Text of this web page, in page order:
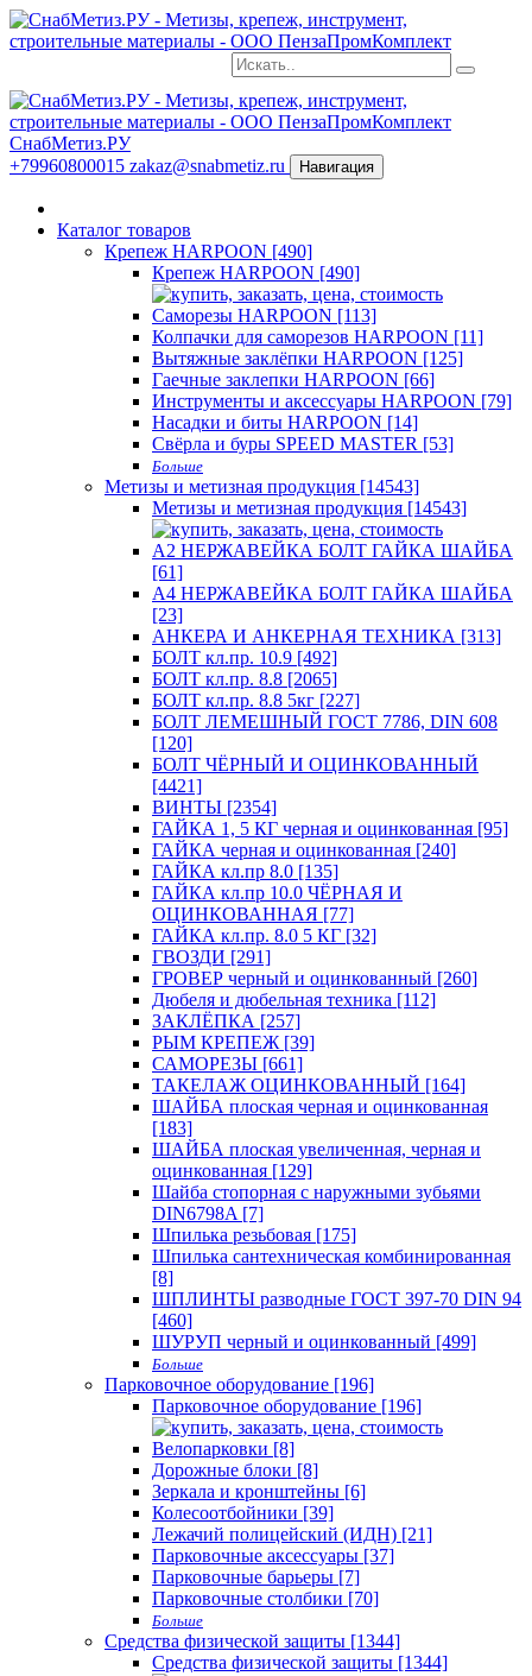
СнабМетиз.РУ
+79960800015 zakaz@snabmetiz.ru Навигация
Каталог товаров
Крепеж HARPOON [490]
Крепеж HARPOON [490]
Саморезы HARPOON [113]
Колпачки для саморезов HARPOON [11]
Вытяжные заклёпки HARPOON [125]
Гаечные заклепки HARPOON [66]
Инструменты и аксессуары HARPOON [79]
Насадки и биты HARPOON [14]
Свёрла и буры SPEED MASTER [53]
Больше
Метизы и метизная продукция [14543]
Метизы и метизная продукция [14543]
А2 НЕРЖАВЕЙКА БОЛТ ГАЙКА ШАЙБА
[61]
А4 НЕРЖАВЕЙКА БОЛТ ГАЙКА ШАЙБА
[23]
АНКЕРА И АНКЕРНАЯ ТЕХНИКА [313]
БОЛТ кл.пр. 10.9 [492]
БОЛТ кл.пр. 8.8 [2065]
БОЛТ кл.пр. 8.8 5кг [227]
БОЛТ ЛЕМЕШНЫЙ ГОСТ 7786, DIN 608
[120]
БОЛТ ЧЁРНЫЙ И ОЦИНКОВАННЫЙ
[4421]
ВИНТЫ [2354]
ГАЙКА 1, 5 КГ черная и оцинкованная [95]
ГАЙКА черная и оцинкованная [240]
ГАЙКА кл.пр 8.0 [135]
ГАЙКА кл.пр 10.0 ЧЁРНАЯ И
ОЦИНКОВАННАЯ [77]
ГАЙКА кл.пр. 8.0 5 КГ [32]
ГВОЗДИ [291]
ГРОВЕР черный и оцинкованный [260]
Дюбеля и дюбельная техника [112]
ЗАКЛЁПКА [257]
РЫМ КРЕПЕЖ [39]
САМОРЕЗЫ [661]
ТАКЕЛАЖ ОЦИНКОВАННЫЙ [164]
ШАЙБА плоская черная и оцинкованная
[183]
ШАЙБА плоская увеличенная, черная и
оцинкованная [129]
Шайба стопорная с наружными зубьями
DIN6798A [7]
Шпилька резьбовая [175]
Шпилька сантехническая комбинированная
[8]
ШПЛИНТЫ разводные ГОСТ 397-70 DIN 94
[460]
ШУРУП черный и оцинкованный [499]
Больше
Парковочное оборудование [196]
Парковочное оборудование [196]
Велопарковки [8]
Дорожные блоки [8]
Зеркала и кронштейны [6]
Колесоотбойники [39]
Лежачий полицейский (ИДН) [21]
Парковочные аксессуары [37]
Парковочные барьеры [7]
Парковочные столбики [70]
Больше
Средства физической защиты [1344]
Средства физической защиты [1344]